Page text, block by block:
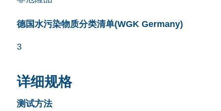
德国水污染物质分类清单(WGK Germany)
3
详细规格
测试方法